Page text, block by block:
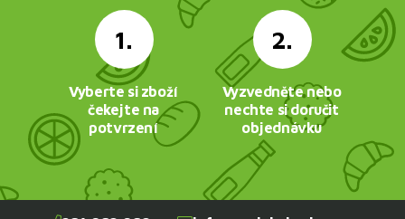
1.
Vyberte si zboží
čekejte na
potvrzení
2.
Vyzvedněte nebo
nechte si doručit
objednávku